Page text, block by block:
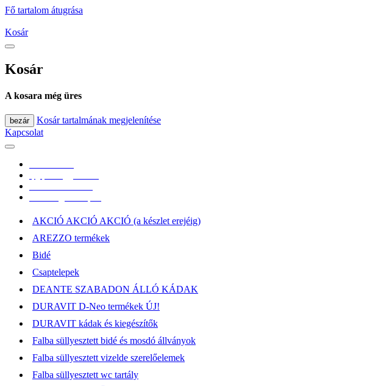
Fő tartalom átugrása
Kosár
Kosár
A kosara még üres
bezár
Kosár tartalmának megjelenítése
Kapcsolat
AKCIÓ AKCIÓ AKCIÓ (a készlet erejéig)
AREZZO termékek
Bidé
Csaptelepek
DEANTE SZABADON ÁLLÓ KÁDAK
DURAVIT D-Neo termékek ÚJ!
DURAVIT kádak és kiegészítők
Falba süllyesztett bidé és mosdó állványok
Falba süllyesztett vizelde szerelőelemek
Falba süllyesztett wc tartály